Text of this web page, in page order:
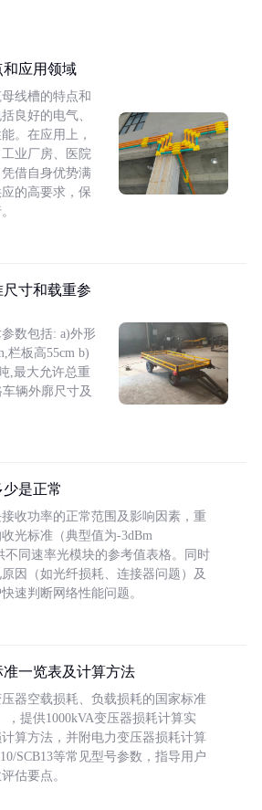
应用领域
线槽的特点和
良好的电气、
。在应用上，
业厂房、医院
借自身优势满
的高要求，保
寸和载重参
数包括: a)外形
栏板高55cm b)
,最大允许总重
辆外廓尺寸及
是正常
收功率的正常范围及影响因素，重
光标准（典型值为-3dBm
不同速率光模块的参考值表格。同时
因（如光纤损耗、连接器问题）及
速判断网络性能问题。
一览表及计算方法
器空载损耗、负载损耗的国家标准
，提供1000kVA变压器损耗计算实
算方法，并附电力变压器损耗计算
SCB13等常见型号参数，指导用户
估要点。